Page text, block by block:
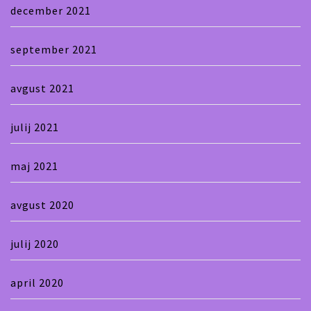
december 2021
september 2021
avgust 2021
julij 2021
maj 2021
avgust 2020
julij 2020
april 2020